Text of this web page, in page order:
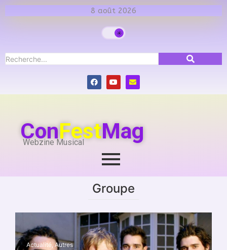
8 août 2026
ConFestMag
Webzine Musical
Groupe
Actualité, Autres